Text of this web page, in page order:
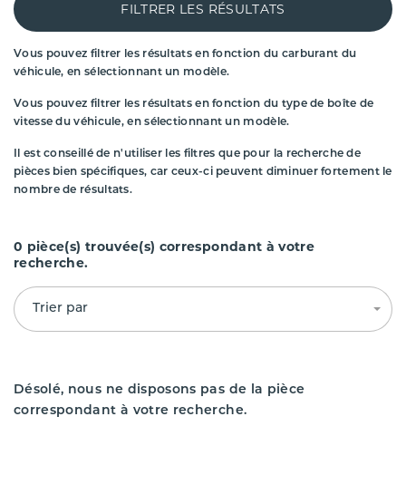
FILTRER LES RÉSULTATS
Vous pouvez filtrer les résultats en fonction du carburant du
véhicule, en sélectionnant un modèle.
Vous pouvez filtrer les résultats en fonction du type de boîte de
vitesse du véhicule, en sélectionnant un modèle.
Il est conseillé de n'utiliser les filtres que pour la recherche de
pièces bien spécifiques, car ceux-ci peuvent diminuer fortement le
nombre de résultats.
0 pièce(s) trouvée(s) correspondant à votre
recherche.
Trier par
Désolé, nous ne disposons pas de la pièce
correspondant à votre recherche.